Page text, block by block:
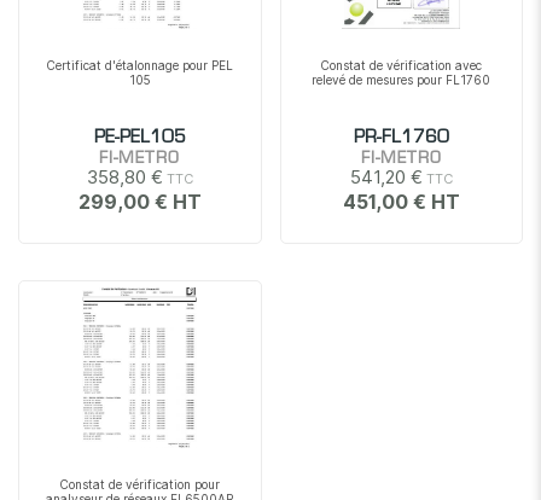
Certificat d'étalonnage pour PEL
105
PE-PEL105
FI-METRO
358,80 €
299,00 €
Constat de vérification avec
relevé de mesures pour FL1760
PR-FL1760
FI-METRO
541,20 €
451,00 €
Constat de vérification pour